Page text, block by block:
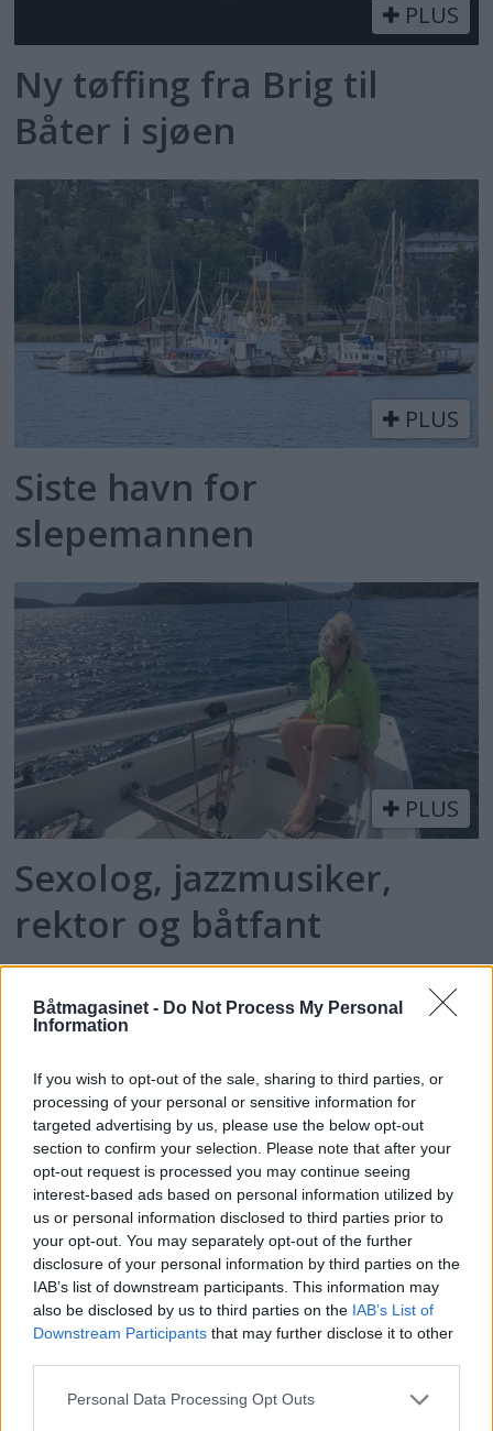
Båtmagasinet - Do Not Process My Personal
Information
If you wish to opt-out of the sale, sharing to third parties, or
processing of your personal or sensitive information for
targeted advertising by us, please use the below opt-out
section to confirm your selection. Please note that after your
opt-out request is processed you may continue seeing
interest-based ads based on personal information utilized by
us or personal information disclosed to third parties prior to
your opt-out. You may separately opt-out of the further
disclosure of your personal information by third parties on the
IAB’s list of downstream participants. This information may
also be disclosed by us to third parties on the IAB’s List of
Downstream Participants that may further disclose it to other
Personal Data Processing Opt Outs
PLUS
Ny tøffing fra Brig til
Båter i sjøen
PLUS
Siste havn for
slepemannen
PLUS
Sexolog, jazzmusiker,
rektor og båtfant
PLUS
Motorbåtdefilering i Risør